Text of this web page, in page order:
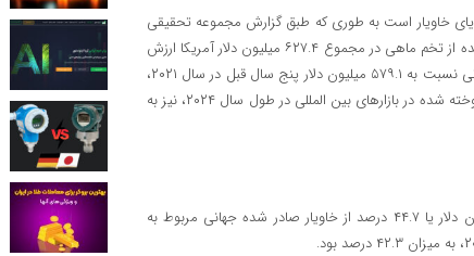
خاویار است به طوری که طبق گزارش مجموعه تحقیقی
worldtopexports در سال ۲۰۲۵، کل صادرات خاویار ساخته شده از تخم ماهی در مجموع ۶۲۷.۴ میلیون دلار آمریکا ارزش
داشت. به این ترتیب می توان گفت: کل فروش خاویار صادراتی نسبت به ۵۷۹.۱ میلیون دلار پنج سال قبل در سال ۲۰۲۱،
۸.۳ درصد افزایش یافت و در مقایسه با ۵۹۰.۷ میلیون دلار فروخته شده در بازارهای بین‌ المللی در طول سال ۲۰۲۴، نیز به
نکته قابل توجه اینکه از مبلغ دلاری سال ۲۰۲۵، ۲۸۰.۷ میلیون دلار یا ۴۴.۷ درصد از خاویار صادر شده جهانی مربوط به